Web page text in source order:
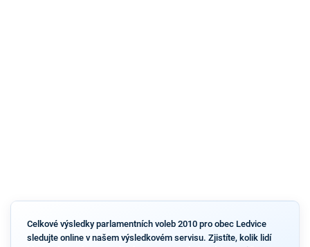
Celkové výsledky parlamentních voleb 2010 pro obec Ledvice
sledujte online v našem výsledkovém servisu. Zjistíte, kolik lidí